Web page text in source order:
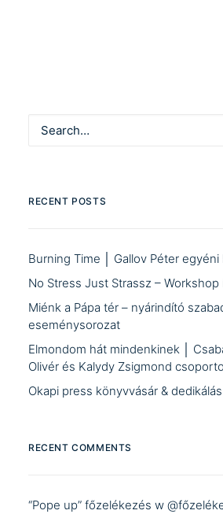
RECENT POSTS
Burning Time │ Gallov Péter egyéni
No Stress Just Strassz – Workshop
Miénk a Pápa tér – nyárindító
eseménysorozat
Elmondom hát mindenkinek │
Olivér és Kalydy Zsigmond
Okapi press könyvvásár & dedikálás
RECENT COMMENTS
“Pope up” főzelékezés w